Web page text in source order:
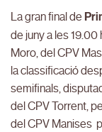
La gran final de
de juny a les 19.00
Moro, del CPV
la classificació
semifinals,
del CPV Torrent,
del CPV Manises